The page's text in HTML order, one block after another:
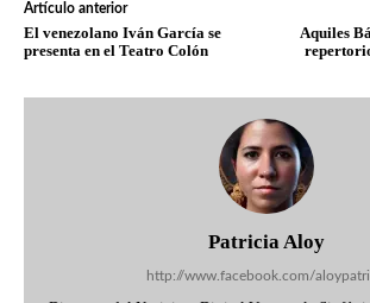
Artículo anterior
El venezolano Iván García se
presenta en el Teatro Colón
Aquiles
Patricia Aloy
http://www.facebook.com/